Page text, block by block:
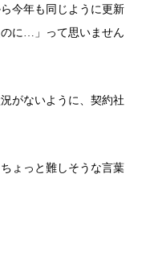
今年も同じように更新
に…」って思いません
がないように、契約社
ょっと難しそうな言葉